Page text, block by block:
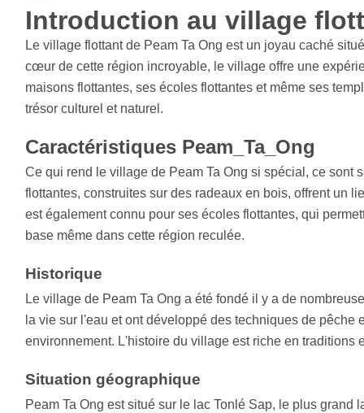
Introduction au village
Le village flottant de Peam Ta Ong est un joyau caché
cœur de cette région incroyable, le village offre une
maisons flottantes, ses écoles flottantes et même ses
trésor culturel et naturel.
Caractéristiques Peam_Ta_Ong
Ce qui rend le village de Peam Ta Ong si spécial, ce sont
flottantes, construites sur des radeaux en bois, offrent un
est également connu pour ses écoles flottantes, qui
base même dans cette région reculée.
Historique
Le village de Peam Ta Ong a été fondé il y a de
la vie sur l'eau et ont développé des techniques de pêche
environnement. L'histoire du village est riche en traditions
Situation géographique
Peam Ta Ong est situé sur le lac Tonlé Sap, le plus